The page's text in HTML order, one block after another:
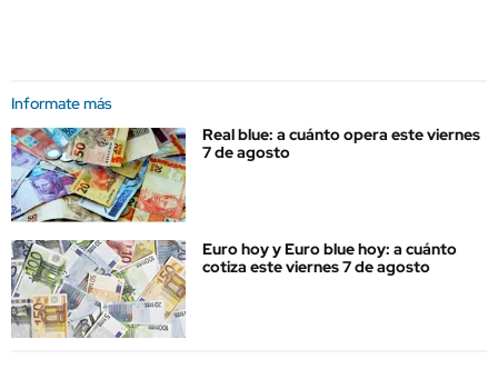
Informate más
Real blue: a cuánto opera este viernes
7 de agosto
Euro hoy y Euro blue hoy: a cuánto
cotiza este viernes 7 de agosto